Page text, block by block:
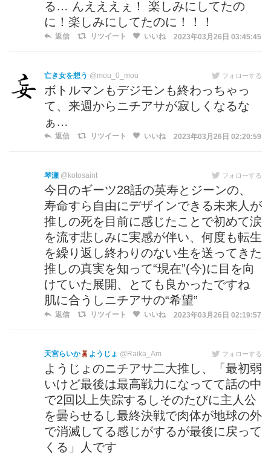
る… んえええぇ！ 楽しみにしてたの
に！楽しみにしてたのに！！！
返信 リツイート いいね 2023年03月26日 03:45:45
亡き女を想う @mou_0_mou フォローする
ボトルマンもデジモンも終わっちゃっ
て、来週からニチアサが寂しくなるな
ぁ…
返信 リツイート いいね 2023年03月26日 02:20:59
琴瀬 @kotosaint フォローする
今日のギーツ28話の英寿とジーンの、
寿命すら自由にデザインできる未来人が
推しの死を目前に感じたことで初めて涙
を流す悲しみに実感が伴い、何度も転生
を繰り返し終わりのない生を送ってきた
推しの真実を知って“現在”(今)に目を向
けていた展開、とても良かったですね
肌に合うしニチアサの“希望”
返信 リツイート いいね 2023年03月26日 02:19:57
天宮らいか ようじょ @Raika_Am フォローする
ようじょのニチアサ二大推し、「最初弱
いけど最後は最高戦力になってて話の中
で2回以上失踪するしそのたびに主人公
を曇らせるし最終決戦で肉体が地球の外
で消滅してる感じがするが最後に戻って
くる」人です